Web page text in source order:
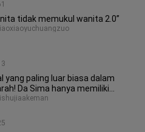
tidak memukul wanita 2.0”
yang paling luar biasa dalam
Da Sima hanya memiliki
darah yang tersisa saat ia